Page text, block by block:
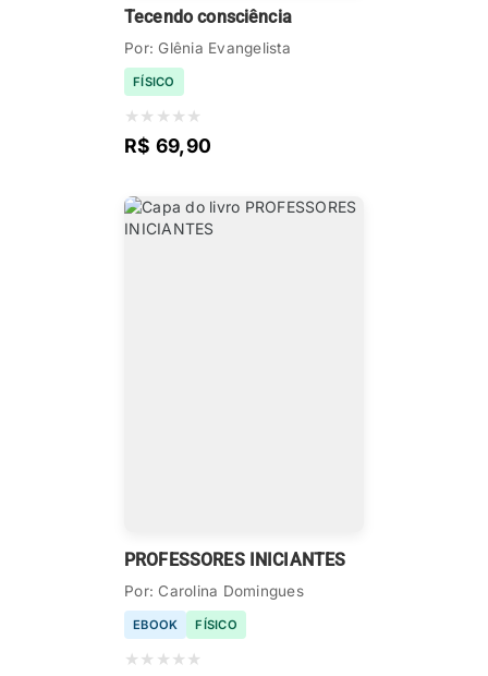
Tecendo consciência
Por: Glênia Evangelista
FÍSICO
★ ★ ★ ★ ★
R$ 69,90
PROFESSORES INICIANTES
Por: Carolina Domingues
EBOOK FÍSICO
★ ★ ★ ★ ★